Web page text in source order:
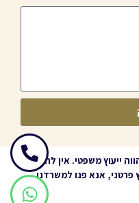
ייעוץ משפטי. אין להסתמך
פרטני, אנא פנו למשרדנו.